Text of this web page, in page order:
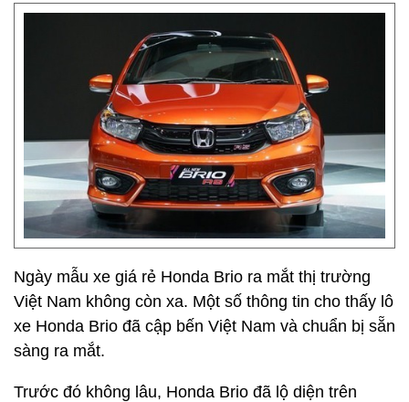
Ngày mẫu xe giá rẻ Honda Brio ra mắt thị trường
Việt Nam không còn xa. Một số thông tin cho thấy lô
xe Honda Brio đã cập bến Việt Nam và chuẩn bị sẵn
sàng ra mắt.
Trước đó không lâu, Honda Brio đã lộ diện trên